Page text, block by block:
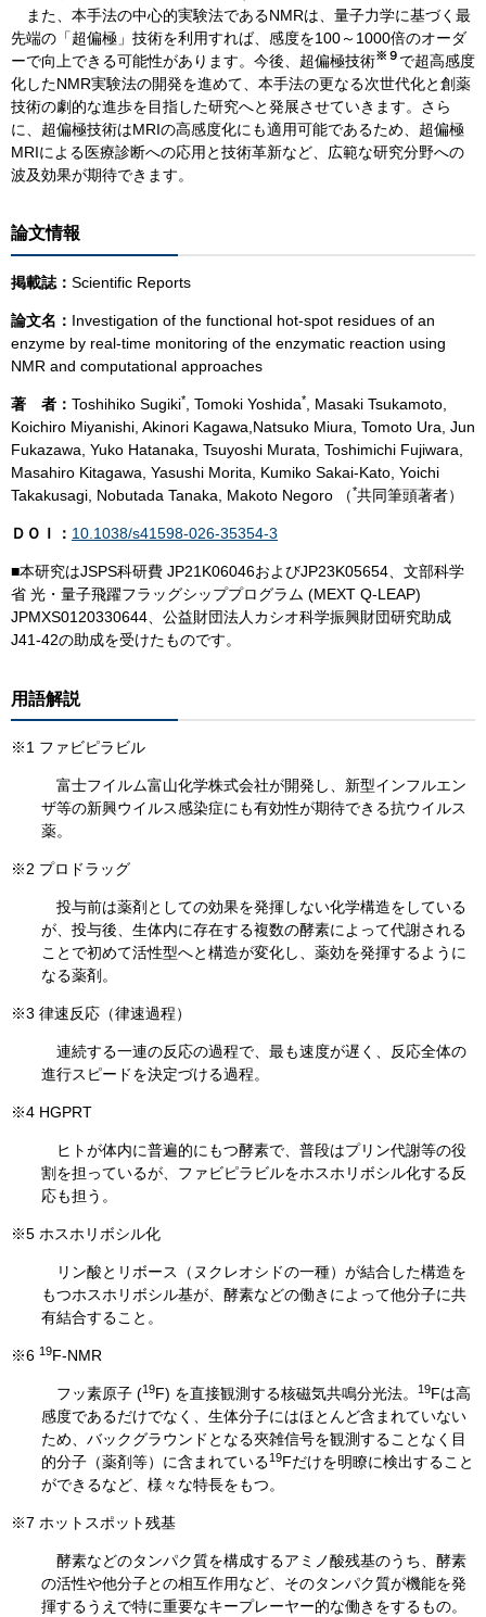
また、本手法の中心的実験法であるNMRは、量子力学に基づく最
先端の「超偏極」技術を利用すれば、感度を100～1000倍のオーダ
ーで向上できる可能性があります。今後、超偏極技術※９ で超高感度
化したNMR実験法の開発を進めて、本手法の更なる次世代化と創薬
技術の劇的な進歩を目指した研究へと発展させていきます。さら
に、超偏極技術はMRIの高感度化にも適用可能であるため、超偏極
MRIによる医療診断への応用と技術革新など、広範な研究分野への
波及効果が期待できます。
論文情報
掲載誌： Scientific Reports
論文名： Investigation of the functional hot-spot residues of an
enzyme by real-time monitoring of the enzymatic reaction using
NMR and computational approaches
著 者： Toshihiko Sugiki* , Tomoki Yoshida*
, Masaki Tsukamoto,
Koichiro Miyanishi, Akinori Kagawa,Natsuko Miura, Tomoto Ura, Jun
Fukazawa, Yuko Hatanaka, Tsuyoshi Murata, Toshimichi Fujiwara,
Masahiro Kitagawa, Yasushi Morita, Kumiko Sakai-Kato, Yoichi
Takakusagi, Nobutada Tanaka, Makoto Negoro （*共同筆頭著者）
ＤＯＩ： 10.1038/s41598-026-35354-3
■本研究はJSPS科研費 JP21K06046およびJP23K05654、文部科学
省 光・量子飛躍フラッグシッププログラム (MEXT Q-LEAP)
JPMXS0120330644、公益財団法人カシオ科学振興財団研究助成
J41-42の助成を受けたものです。
用語解説
※1 ファビピラビル
富士フイルム富山化学株式会社が開発し、新型インフルエン
ザ等の新興ウイルス感染症にも有効性が期待できる抗ウイルス
薬。
※2 プロドラッグ
投与前は薬剤としての効果を発揮しない化学構造をしている
が、投与後、生体内に存在する複数の酵素によって代謝される
ことで初めて活性型へと構造が変化し、薬効を発揮するように
なる薬剤。
※3 律速反応（律速過程）
連続する一連の反応の過程で、最も速度が遅く、反応全体の
進行スピードを決定づける過程。
※4 HGPRT
ヒトが体内に普遍的にもつ酵素で、普段はプリン代謝等の役
割を担っているが、ファビピラビルをホスホリボシル化する反
応も担う。
※5 ホスホリボシル化
リン酸とリボース（ヌクレオシドの一種）が結合した構造を
もつホスホリボシル基が、酵素などの働きによって他分子に共
有結合すること。
※6 19F-NMR
フッ素原子 (19F) を直接観測する核磁気共鳴分光法。 19Fは高
感度であるだけでなく、生体分子にはほとんど含まれていない
ため、バックグラウンドとなる夾雑信号を観測することなく目
的分子（薬剤等）に含まれている19Fだけを明瞭に検出すること
ができるなど、様々な特長をもつ。
※7 ホットスポット残基
酵素などのタンパク質を構成するアミノ酸残基のうち、酵素
の活性や他分子との相互作用など、そのタンパク質が機能を発
揮するうえで特に重要なキープレーヤー的な働きをするもの。